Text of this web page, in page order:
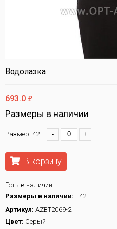
Водолазка
693.0 ф
Размеры в наличии
Размер: 42 - +
В корзину
Есть в наличии
Размеры в наличии:
42
Артикул: AZBT2069-2
Цвет: Серый